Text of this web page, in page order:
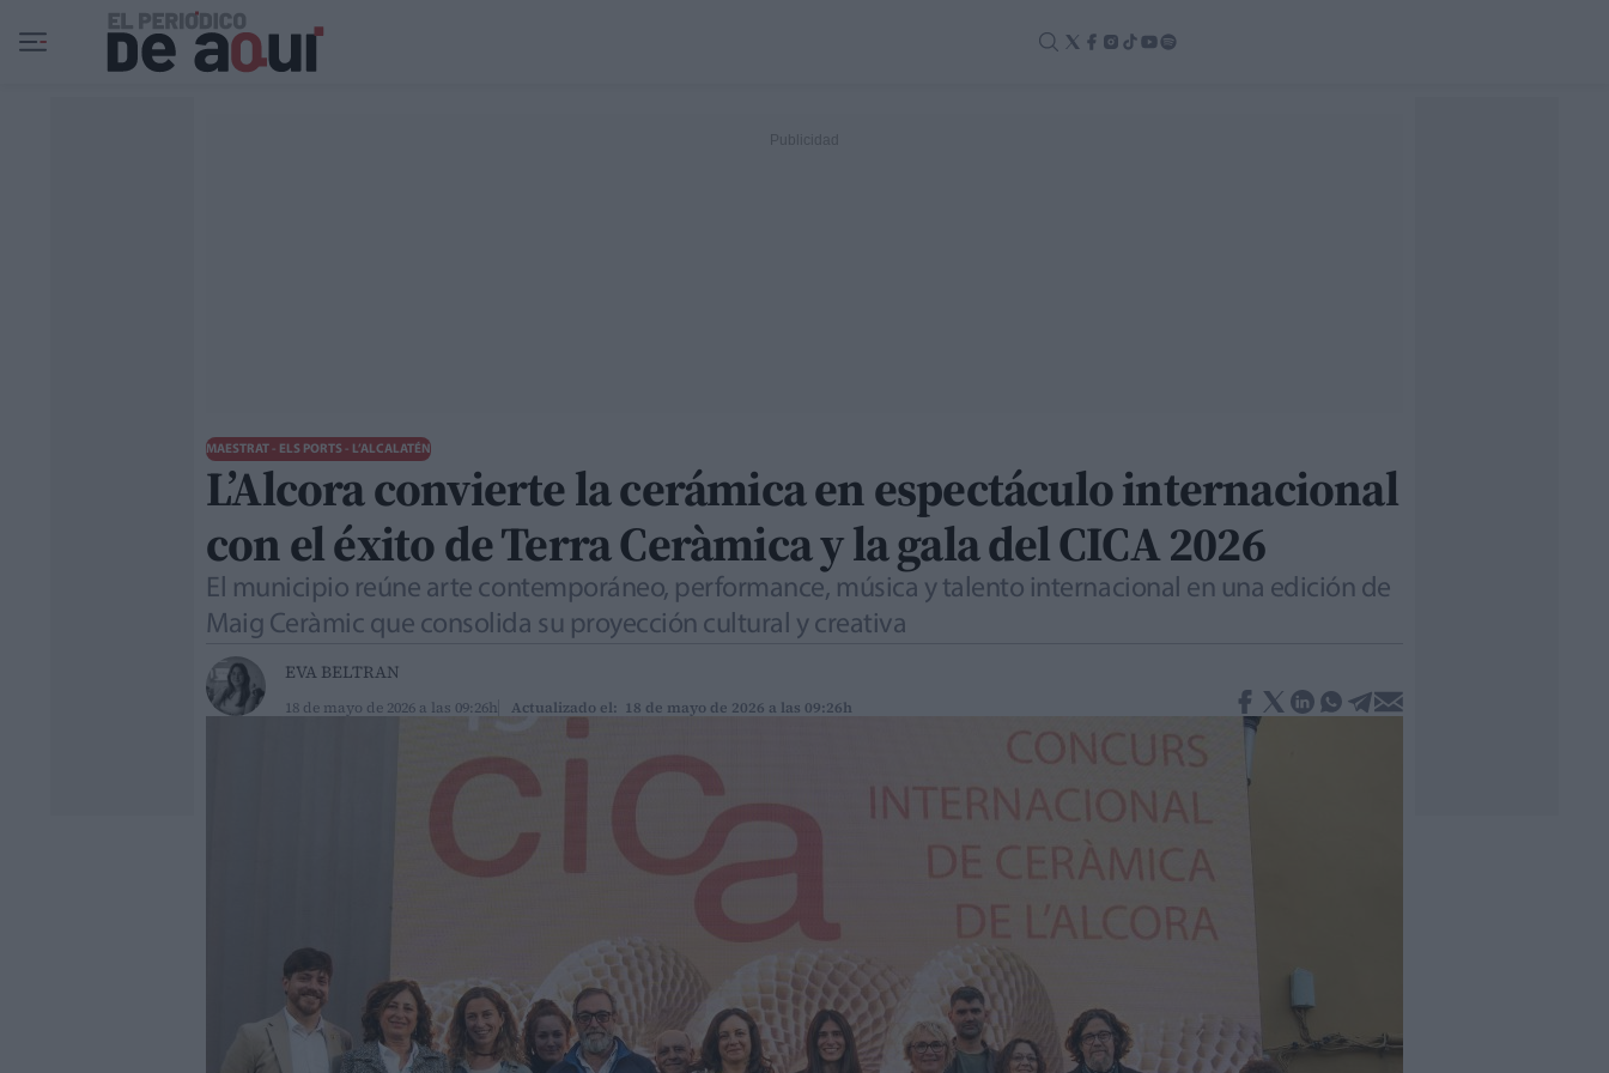
Ir al contenido principal
MAESTRAT - ELS PORTS - L’ALCALATÉN
L’Alcora convierte la cerámica en espectáculo internacional
con el éxito de Terra Ceràmica y la gala del CICA 2026
El municipio reúne arte contemporáneo, performance, música y talento internacional en una edición de
Maig Ceràmic que consolida su proyección cultural y creativa
EVA BELTRAN
18 de mayo de 2026 a las 09:26h Actualizado el: 18 de mayo de 2026 a las 09:26h